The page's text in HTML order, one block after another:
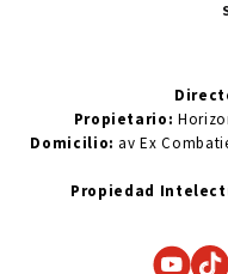
Propietario:
Domicilio: av Ex
Propiedad